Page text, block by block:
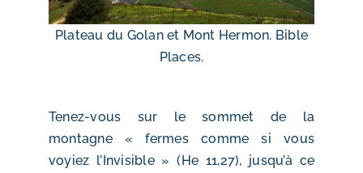
Plateau du Golan et Mont Hermon. Bible
Places.
Tenez-vous sur le sommet de la
montagne « fermes comme si vous
voyiez l’Invisible » (He 11,27), jusqu’à ce